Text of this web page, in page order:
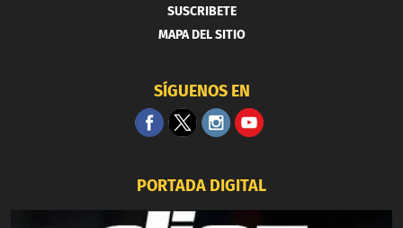
SUSCRIBETE
MAPA DEL SITIO
SÍGUENOS EN
PORTADA DIGITAL